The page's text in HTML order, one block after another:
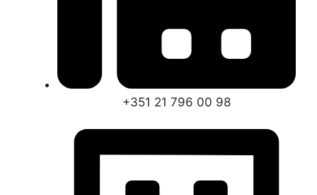
+351 21 796 00 98